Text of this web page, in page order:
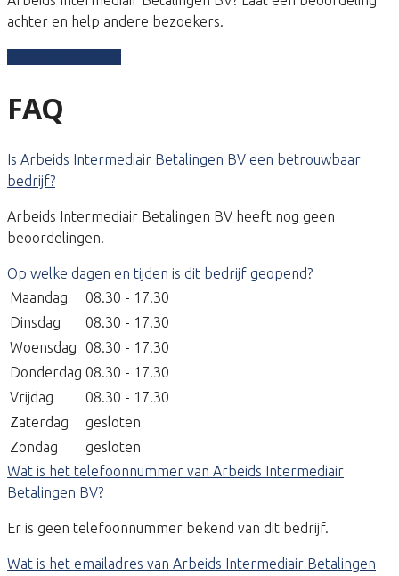
achter en help andere bezoekers.
FAQ
Is Arbeids Intermediair Betalingen BV een betrouwbaar
bedrijf?
Arbeids Intermediair Betalingen BV heeft nog geen
beoordelingen.
Op welke dagen en tijden is dit bedrijf geopend?
Maandag
08.30 - 17.30
Dinsdag
08.30 - 17.30
Woensdag
08.30 - 17.30
Donderdag 08.30 - 17.30
Vrijdag
08.30 - 17.30
Zaterdag
gesloten
Zondag
gesloten
Wat is het telefoonnummer van Arbeids Intermediair
Betalingen BV?
Er is geen telefoonnummer bekend van dit bedrijf.
Wat is het emailadres van Arbeids Intermediair Betalingen